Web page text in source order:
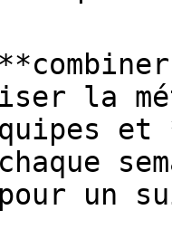
la
et
un